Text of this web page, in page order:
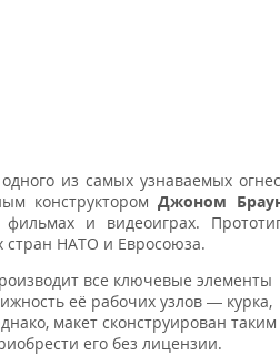
из самых узнаваемых
конструкторомДжоном
и видеоиграх.
стран НАТО и Евросоюза.
все ключевые элементы
её рабочих узлов — курка,
макет сконструирован
его без лицензии.